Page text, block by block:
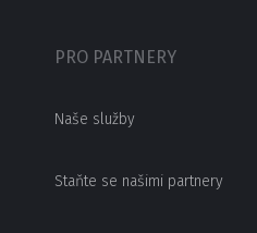
PRO PARTNERY
Naše služby
Staňte se našimi partnery